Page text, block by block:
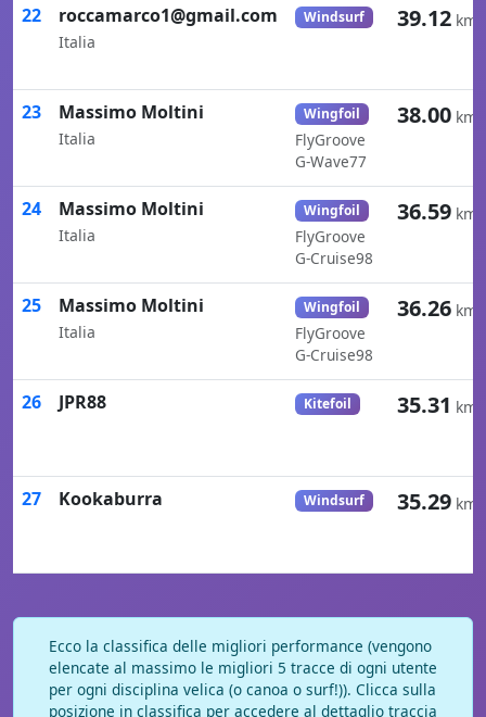
22 roccamarco1@gmail.com
Italia
Windsurf 39.12
23 Massimo Moltini
Italia
Wingfoil
FlyGroove
G-Wave77
38.00
24 Massimo Moltini
Italia
Wingfoil
FlyGroove
G-Cruise98
36.59
25 Massimo Moltini
Italia
Wingfoil
FlyGroove
G-Cruise98
36.26
26 JPR88 Kitefoil 35.31
27 Kookaburra Windsurf 35.29
Ecco la classifica delle migliori performance (vengono
elencate al massimo le migliori 5 tracce di ogni utente
per ogni disciplina velica (o canoa o surf!)). Clicca sulla
posizione in classifica per accedere al dettaglio traccia